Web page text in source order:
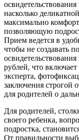
насколько
максимально
позволяющую
Прием ведется в
чтобы не создавать
рублей, что
эксперта,
заключения строгой
для родителей о
Для родителей,
своего ребенка,
подростка,
От правильности